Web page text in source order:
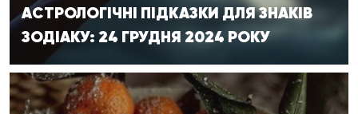
АСТРОЛОГІЧНІ ПІДКАЗКИ ДЛЯ ЗНАКІВ
ЗОДІАКУ: 24 ГРУДНЯ 2024 РОКУ